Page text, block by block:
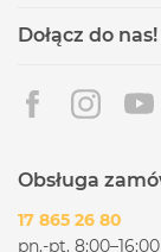
Dołącz do nas!
Obsługa
17 865 26 80
pn.-pt. 8:00–16:00